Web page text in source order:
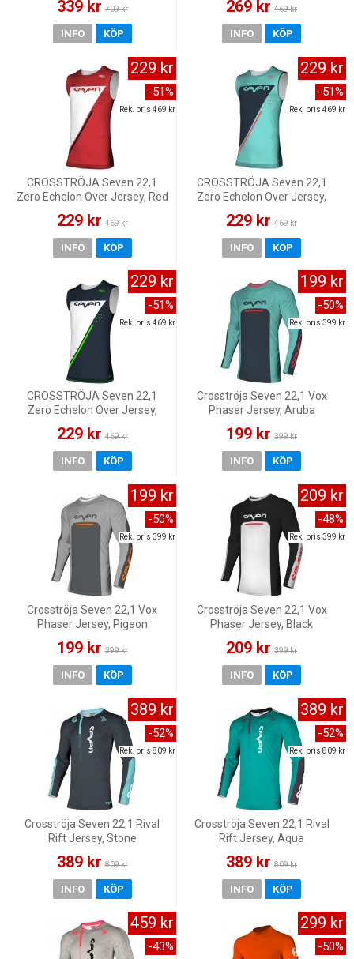
339 kr 709 kr
INFO KÖP
269 kr 469 kr
INFO KÖP
CROSSTRÖJA Seven 22,1
Zero Echelon Over Jersey, Red
229 kr 469 kr
229 kr
-51%
Rek. pris 469 kr
INFO KÖP
CROSSTRÖJA Seven 22,1
Zero Echelon Over Jersey,
229 kr 469 kr
229 kr
-51%
Rek. pris 469 kr
INFO KÖP
CROSSTRÖJA Seven 22,1
Zero Echelon Over Jersey,
Navy
229 kr 469 kr
229 kr
-51%
Rek. pris 469 kr
INFO KÖP
Crosströja Seven 22,1 Vox
Phaser Jersey, Aruba
199 kr 399 kr
199 kr
-50%
Rek. pris 399 kr
INFO KÖP
Crosströja Seven 22,1 Vox
Phaser Jersey, Pigeon
199 kr 399 kr
199 kr
-50%
Rek. pris 399 kr
INFO KÖP
Crosströja Seven 22,1 Vox
Phaser Jersey, Black
209 kr 399 kr
209 kr
-48%
Rek. pris 399 kr
INFO KÖP
Crosströja Seven 22,1 Rival
Rift Jersey, Stone
389 kr 809 kr
389 kr
-52%
Rek. pris 809 kr
INFO KÖP
Crosströja Seven 22,1 Rival
Rift Jersey, Aqua
389 kr 809 kr
389 kr
-52%
Rek. pris 809 kr
INFO KÖP
459 kr
-43%
299 kr
-50%